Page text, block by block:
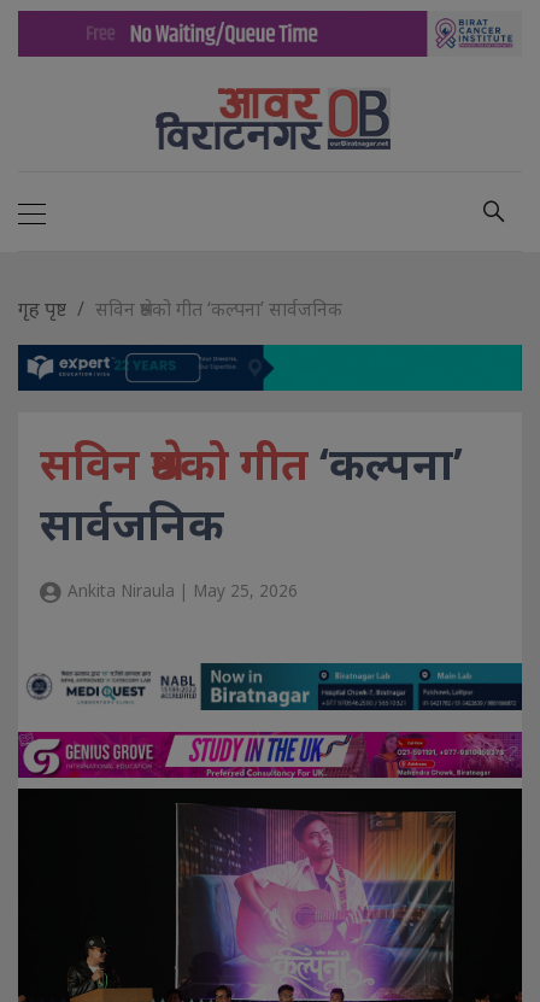
गृह पृष्ट सविन श्रेष्ठको गीत ‘कल्पना’ सार्वजनिक
सविन श्रेष्ठको गीत‘कल्पना’
सार्वजनिक
Ankita Niraula | May 25, 2026